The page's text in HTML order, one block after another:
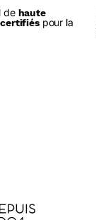
de haute
certifiéspour la